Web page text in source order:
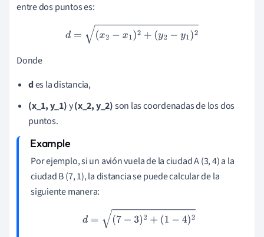
entre dos puntos es:
d=(x 2−x1)2+( y2−y1)2
Donde
des la distancia,
(x_1, y_1)y(x_2, y_2)son las coordenadas de los dos
puntos.
Por ejemplo, si un avión vuela de la ciudad A (3, 4) a la
ciudad B (7, 1), la distancia se puede calcular de la
siguiente manera:
d=(7−3 )2+( 1− 4)2